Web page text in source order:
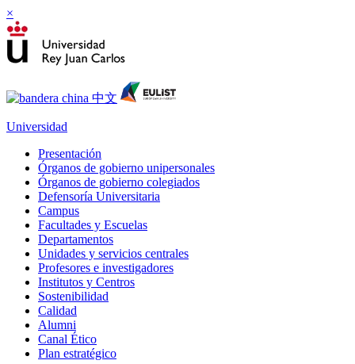
×
Universidad
Presentación
Órganos de gobierno unipersonales
Órganos de gobierno colegiados
Defensoría Universitaria
Campus
Facultades y Escuelas
Departamentos
Unidades y servicios centrales
Profesores e investigadores
Institutos y Centros
Sostenibilidad
Calidad
Alumni
Canal Ético
Plan estratégico